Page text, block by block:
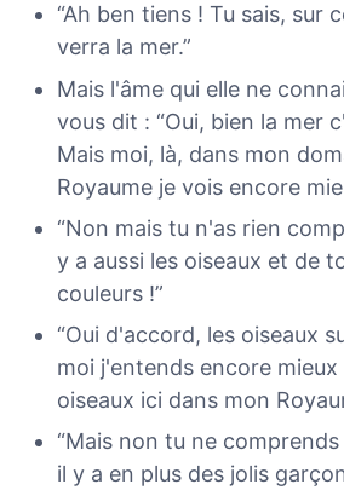
“Ah ben tiens ! Tu sais, sur
verra la mer.”
Mais l'âme qui elle ne
vous dit : “Oui, bien la mer
Mais moi, là, dans mon
Royaume je vois encore
“Non mais tu n'as rien
y a aussi les oiseaux et de
couleurs !”
“Oui d'accord, les oiseaux
moi j'entends encore
oiseaux ici dans mon
“Mais non tu ne
il y a en plus des jolis